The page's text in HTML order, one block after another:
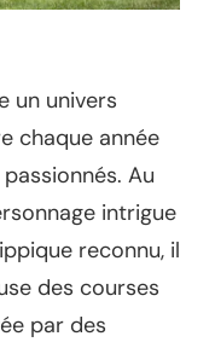
un univers
chaque année
Au
intrigue
reconnu, il
des courses
par des